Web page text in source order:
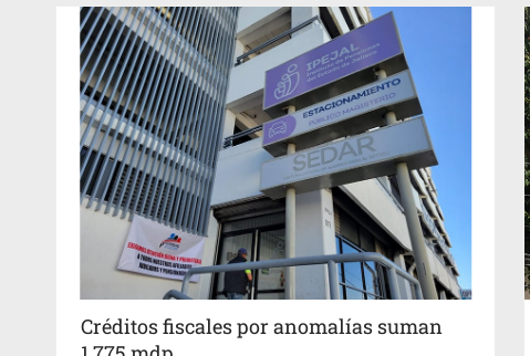
Créditos fiscales por anomalías suman